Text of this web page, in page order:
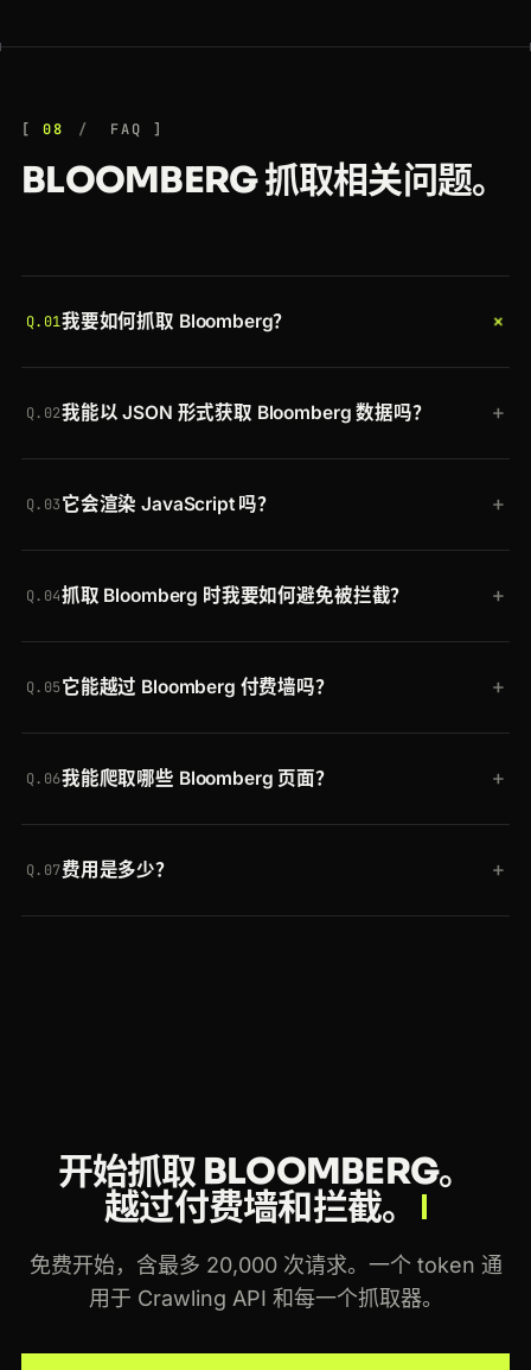
08 FAQ
BLOOMBERG 抓取相关问题。
Q.01我要如何抓取 Bloomberg？ +
Crawlbase Crawling API。Crawlbase 会轮换一个住
scraper=generic-extractor
Q.02我能以 JSON 形式获取 Bloomberg 数据吗？ +
HTML；添加 generic extractor（
scraper=generic-
Q.03它会渲染 JavaScript 吗？ +
染的文章正文、行情和市场组件都会被捕获，而不仅
Q.04抓取 Bloomberg 时我要如何避免被拦截？ +
宅 IP 进行路由，并自动清除爬虫墙和人机验证挑战。
Q.05它能越过 Bloomberg 付费墙吗？ +
你会收到未登录访客所能看到的内容：标题、导语、
Q.06我能爬取哪些 Bloomberg 页面？ +
科技和新闻通讯板块，以及板块索引页。同一个 API
Q.07费用是多少？ +
开始抓取 BLOOMBERG。
越过付费墙和拦截。
免费开始，含最多 20,000 次请求。一个 token 通
用于 Crawling API 和每一个抓取器。